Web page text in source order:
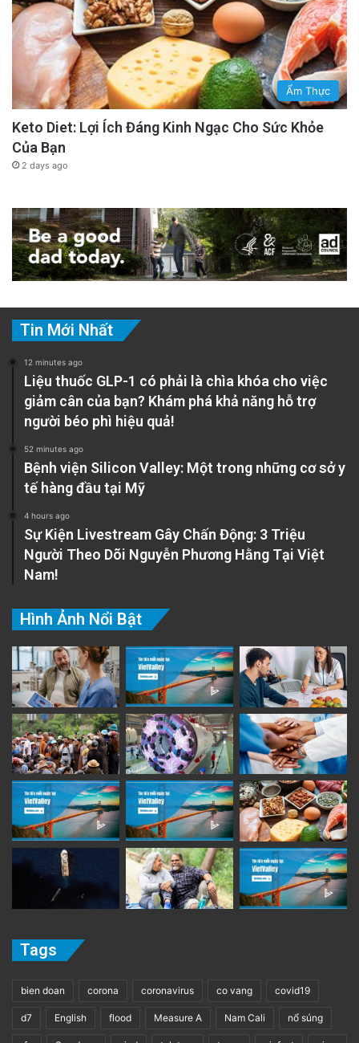
Ẩm Thực
Keto Diet: Lợi Ích Đáng Kinh Ngạc Cho Sức Khỏe
Của Bạn
2 days ago
Tin Mới Nhất
12 minutes ago
Liệu thuốc GLP-1 có phải là chìa khóa cho việc
giảm cân của bạn? Khám phá khả năng hỗ trợ
người béo phì hiệu quả!
52 minutes ago
Bệnh viện Silicon Valley: Một trong những cơ sở y
tế hàng đầu tại Mỹ
4 hours ago
Sự Kiện Livestream Gây Chấn Động: 3 Triệu
Người Theo Dõi Nguyễn Phương Hằng Tại Việt
Nam!
Hình Ảnh Nổi Bật
Tags
bien doan corona coronavirus co vang covid19
d7 English flood Measure A Nam Cali nổ súng